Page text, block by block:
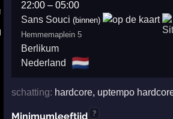
22:00– 05:00
Sans Souci (binnen)
Hemmemaplein 5
Berlikum
Nederland
🇳🇱
schatting: hardcore, uptempo
Minimumleeftijd ?